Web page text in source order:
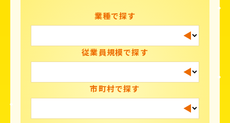
業種で探す
従業員規模で探す
市町村で探す